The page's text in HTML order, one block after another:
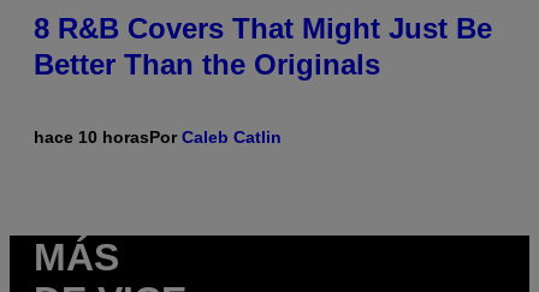
8 R&B Covers That Might Just Be
Better Than the Originals
hace 10 horasPorCaleb Catlin
MÁS